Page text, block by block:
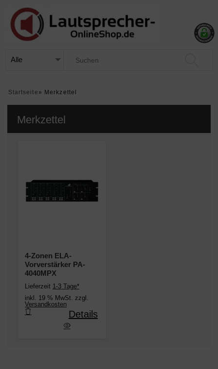
Startseite » Merkzettel
Merkzettel
4-Zonen ELA-
Vorverstärker PA-
4040MPX
Lieferzeit 1-3 Tage*
inkl. 19 % MwSt. zzgl.
Versandkosten
ELA-Vorverstärker PA-4040MPX
Details